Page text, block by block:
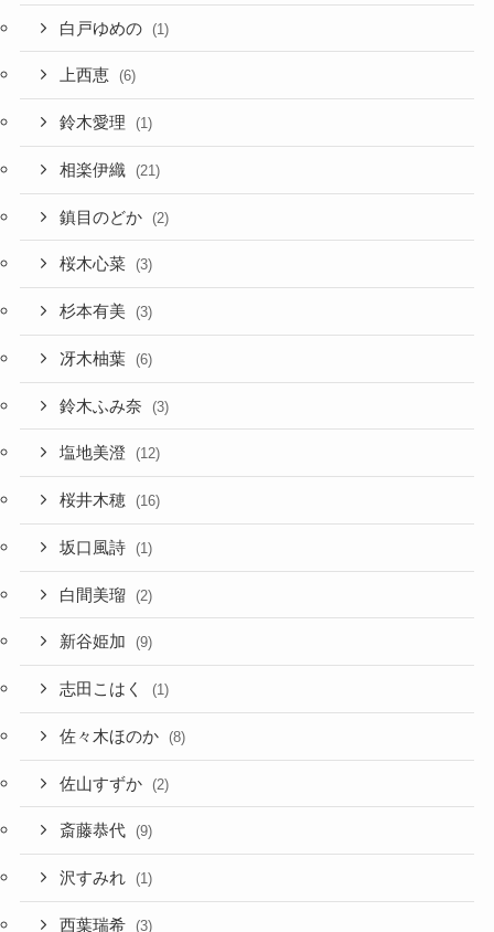
白戸ゆめの (1)
上西恵 (6)
鈴木愛理 (1)
相楽伊織 (21)
鎮目のどか (2)
桜木心菜 (3)
杉本有美 (3)
冴木柚葉 (6)
鈴木ふみ奈 (3)
塩地美澄 (12)
桜井木穂 (16)
坂口風詩 (1)
白間美瑠 (2)
新谷姫加 (9)
志田こはく (1)
佐々木ほのか (8)
佐山すずか (2)
斎藤恭代 (9)
沢すみれ (1)
西葉瑞希 (3)